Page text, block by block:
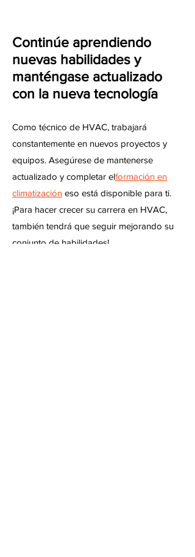
Continúe aprendiendo
nuevas habilidades y
manténgase actualizado
con la nueva tecnología
Como técnico de HVAC, trabajará
constantemente en nuevos proyectos y
equipos. Asegúrese de mantenerse
actualizado y completar elformación en
climatización eso está disponible para ti.
¡Para hacer crecer su carrera en HVAC,
también tendrá que seguir mejorando su
conjunto de habilidades!